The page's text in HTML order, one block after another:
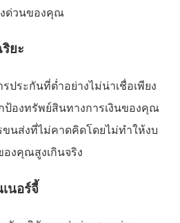
งด่วนของคุณ
ยะ
ประกันที่ต่ำอย่างไม่น่าเชื่อเพียง
ป้องทรัพย์สินทางการเงินของคุณ
นส่งที่ไม่คาดคิดโดยไม่ทำให้งบ
งคุณสูงเกินจริง
นอร์จี้